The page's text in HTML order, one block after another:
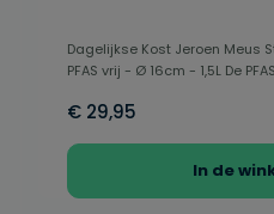
Dagelijkse Kost Jeroen Meus
PFAS vrij - Ø 16cm - 1,5L De
€ 29,95
In de